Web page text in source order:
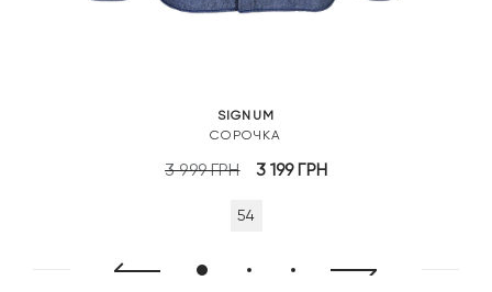
SIGNUM
СОРОЧКА
3 999ГРН
Оригінальна
3
3 199ГРН
54